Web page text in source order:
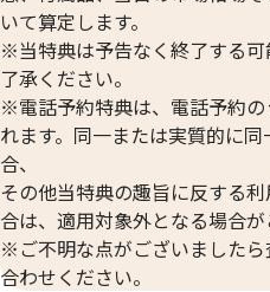
いて算定します。
※当特典は予告なく終了する
了承ください。
※電話予約特典は、電話予約
れます。同一または実質的に
合、
その他当特典の趣旨に反する
合は、適用対象外となる場合が
※ご不明な点がございました
合わせください。